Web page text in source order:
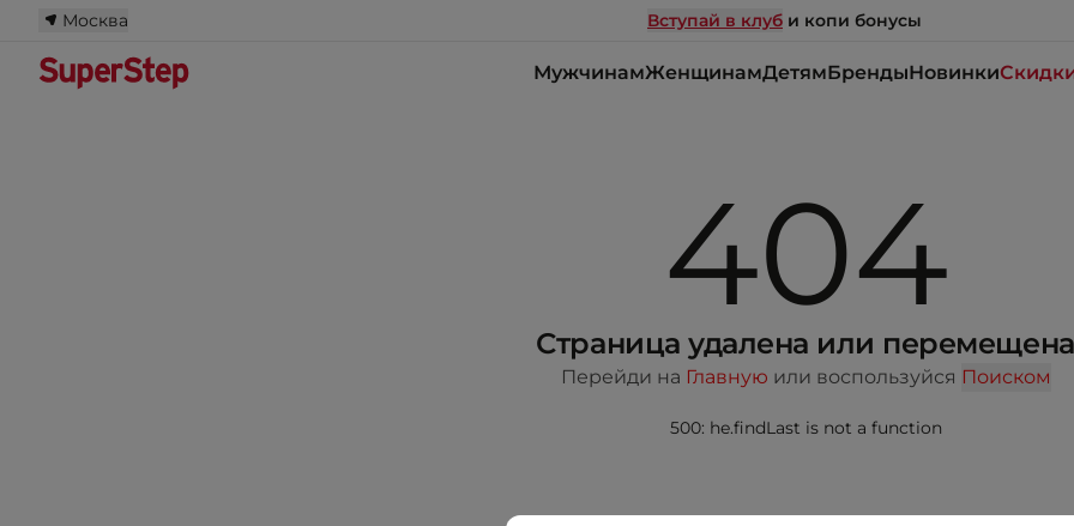
Москва Вступай в клуб и копи бонусы
МужчинамЖенщинамДетямБрендыНовинки
404
Страница удалена или перемещена
Перейди на Главную или воспользуйся Поиском
500: he.findLast is not a function